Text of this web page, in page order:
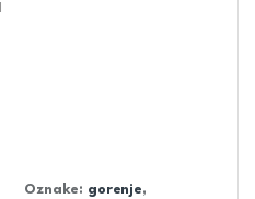
Oznake: gorenje,